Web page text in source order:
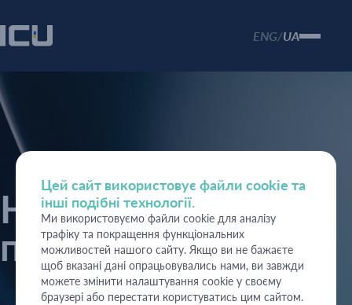
ENG/UA
Новини та
публікації
Цей сайт використовує файли cookie та
інші подібні технології.
Ми використовуємо файли cookie для аналізу
трафіку та покращення функціональних
можливостей нашого сайту. Якщо ви не бажаєте
щоб вказані дані опрацьовувались нами, ви завжди
можете змінити налаштування cookie у своєму
браузері або перестати користуватись цим сайтом.